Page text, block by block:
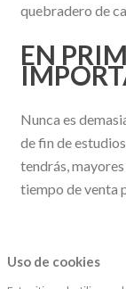
quebradero de
EN
Nunca es
de fin de
tendrás,
tiempo de venta
Uso de cookies